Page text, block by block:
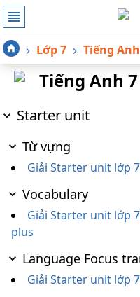
Lớp 7 Tiếng
Tiếng Anh
Starter unit
Từ vựng
Giải Starter unit lớp
Vocabulary
Giải Starter unit lớp
plus
Language Focus
Giải Starter unit lớp